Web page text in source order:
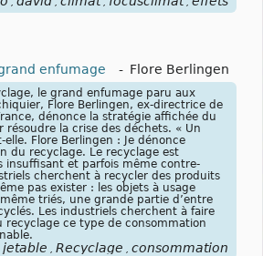
, , , ,
enfumage - Flore Berlingen
le grand enfumage paru aux
Flore Berlingen, ex-directrice de
dénonce la stratégie affichée du
la crise des déchets. « Un
Flore Berlingen : Je dénonce
du recyclage. Le recyclage est
insuffisant et parfois même contre-
cherchent à recycler des produits
pas exister : les objets à usage
triés, une grande partie d’entre
Les industriels cherchent à faire
recyclage ce type de consommation
jetable Recyclage consommation